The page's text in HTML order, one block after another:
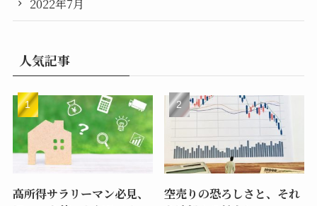
2022年7月
人気記事
高所得サラリーマン必見、
空売りの恐ろしさと、それ